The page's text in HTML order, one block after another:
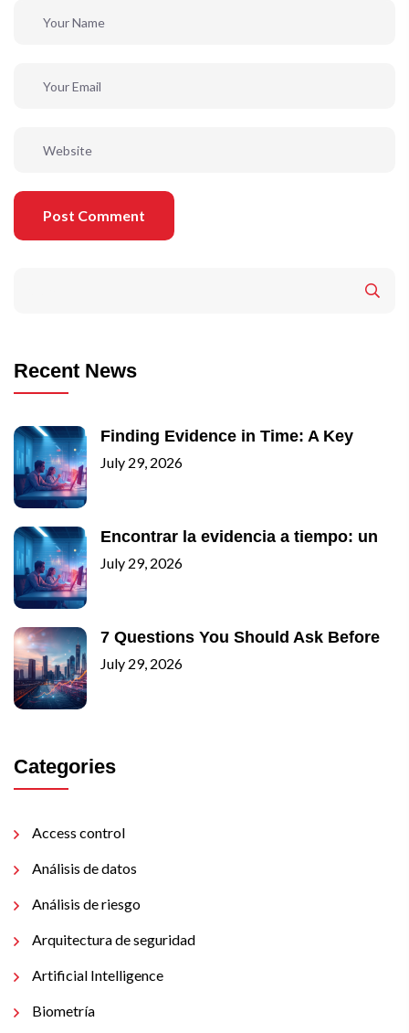
Post Comment
Recent News
Finding Evidence in Time: A Key
July 29, 2026
Encontrar la evidencia a tiempo: un
July 29, 2026
7 Questions You Should Ask Before
July 29, 2026
Categories
Access control
Análisis de datos
Análisis de riesgo
Arquitectura de seguridad
Artificial Intelligence
Biometría